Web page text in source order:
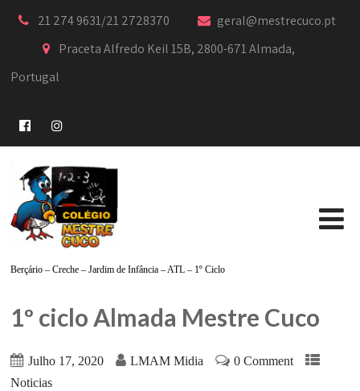
21 274 9631/21 2728370
geral@mestrecuco.pt
Praceta Alfredo Keil 15B, 2800-671 Almada,
Portugal
Berçário – Creche – Jardim de Infância – ATL – 1º Ciclo
1º ciclo Almada Mestre Cuco
Julho 17, 2020 LMAM Midia
0 Comment
Noticias